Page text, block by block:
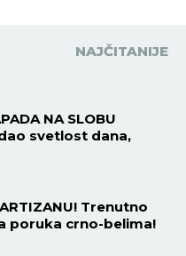
NAJČITANIJE
NA SLOBU
svetlost dana,
Trenutno
poruka crno-belima!